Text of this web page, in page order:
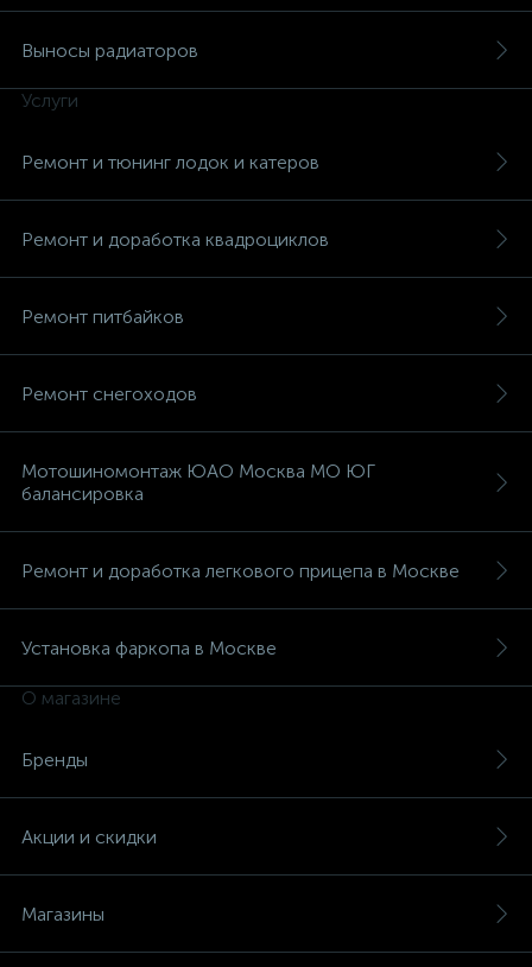
Выносы радиаторов
Услуги
Ремонт и тюнинг лодок и катеров
Ремонт и доработка квадроциклов
Ремонт питбайков
Ремонт снегоходов
Мотошиномонтаж ЮАО Москва МО ЮГ
балансировка
Ремонт и доработка легкового прицепа в Москве
Установка фаркопа в Москве
О магазине
Бренды
Акции и скидки
Магазины